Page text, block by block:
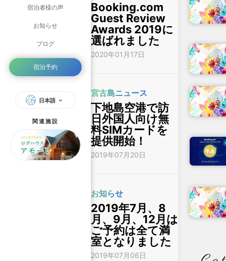
宿泊者様の声
お知らせ
ブログ
宿泊予約
日本語
関連施設
Booking.com
Guest Review
Awards 2019に
選ばれました
2020年01月17日
宮古島ニュース
下地島空港で訪
日外国人向け無
料SIMカードを
提供開始！
2019年07月20日
お知らせ
2019年7月、8
月、9月、12月は
ご予約は全て満
室となりました
2019年07月06日